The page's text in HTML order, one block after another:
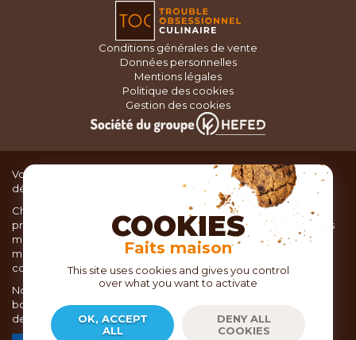
Conditions générales de vente
Données personnelles
Mentions légales
Politique des cookies
Gestion des cookies
Vous recherchez du matériel de cuisine pour concocter de
délicieux plats ou des pâtisseries dignes d’un grand chef ?
Chez TOC, boutique d’ustensiles de cuisine, nous vous
proposons une large sélection de produits issus des meilleures
marques de matériel de cuisine: Ustensiles de pâtisserie,
matériel de cuisson, service de table, ustensiles de cuisine,
coutellerie, set picnic.
Nous vous réservons un accueil chaleureux au sein de nos 21
boutiques, mais vous trouverez également tout votre matériel
de cuisine en ligne sur notre site internet toc.fr
COOKIES
Faits maison
This site uses cookies and gives you control
over what you want to activate
OK, ACCEPT
ALL
DENY ALL
COOKIES